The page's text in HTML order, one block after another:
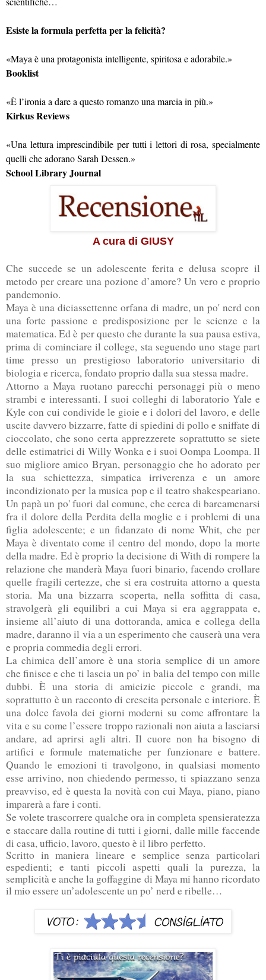
Esiste la formula perfetta per la felicità?
«Maya è una protagonista intelligente, spiritosa e adorabile.»
Booklist
«È l’ironia a dare a questo romanzo una marcia in più.»
Kirkus Reviews
«Una lettura imprescindibile per tutti i lettori di rosa, specialmente
quelli che adorano Sarah Dessen.»
School Library Journal
A cura di GIUSY
Che succede se un adolescente ferita e delusa scopre il
metodo per creare una pozione d’amore? Un vero e proprio
pandemonio.
Maya è una diciassettenne orfana di madre, un po' nerd con
una forte passione e predisposizione per le scienze e la
matematica. Ed è per questo che durante la sua pausa estiva,
prima di cominciare il college, sta seguendo uno stage part
time presso un prestigioso laboratorio universitario di
biologia e ricerca, fondato proprio dalla sua stessa madre.
Attorno a Maya ruotano parecchi personaggi più o meno
strambi e interessanti. I suoi colleghi di laboratorio Yale e
Kyle con cui condivide le gioie e i dolori del lavoro, e delle
uscite davvero bizzarre, fatte di spiedini di pollo e sniffate di
cioccolato, che sono certa apprezzerete soprattutto se siete
delle estimatrici di Willy Wonka e i suoi Oompa Loompa. Il
suo migliore amico Bryan, personaggio che ho adorato per
la sua schiettezza, simpatica irriverenza e un amore
incondizionato per la musica pop e il teatro shakespeariano.
Un papà un po' fuori dal comune, che cerca di barcamenarsi
fra il dolore della Perdita della moglie e i problemi di una
figlia adolescente; e un fidanzato di nome Whit, che per
Maya è diventato come il centro del mondo, dopo la morte
della madre. Ed è proprio la decisione di With di rompere la
relazione che manderà Maya fuori binario, facendo crollare
quelle fragili certezze, che si era costruita attorno a questa
storia. Ma una bizzarra scoperta, nella soffitta di casa,
stravolgerà gli equilibri a cui Maya si era aggrappata e,
insieme all’aiuto di una dottoranda, amica e collega della
madre, daranno il via a un esperimento che causerà una vera
e propria commedia degli errori.
La chimica dell’amore è una storia semplice di un amore
che finisce e che ti lascia un po’ in balia del tempo con mille
dubbi. È una storia di amicizie piccole e grandi, ma
soprattutto è un racconto di crescita personale e interiore. È
una dolce favola dei giorni moderni su come affrontare la
vita e su come l’essere troppo razionali non aiuta a lasciarsi
andare, ad aprirsi agli altri. Il cuore non ha bisogno di
artifici e formule matematiche per funzionare e battere.
Quando le emozioni ti travolgono, in qualsiasi momento
esse arrivino, non chiedendo permesso, ti spiazzano senza
preavviso, ed è questa la novità con cui Maya, piano, piano
imparerà a fare i conti.
Se volete trascorrere qualche ora in completa spensieratezza
e staccare dalla routine di tutti i giorni, dalle mille faccende
di casa, ufficio, lavoro, questo è il libro perfetto.
Scritto in maniera lineare e semplice senza particolari
espedienti; e tanti piccoli aspetti quali la purezza, la
semplicità e anche la goffaggine di Maya mi hanno ricordato
il mio essere un’adolescente un po’ nerd e ribelle…